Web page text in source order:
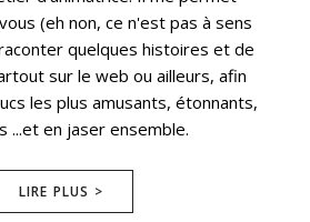
(eh non, ce n'est pas à sens
quelques histoires et de
sur le web ou ailleurs, afin
les plus amusants, étonnants,
...et en jaser ensemble.
LIRE PLUS >